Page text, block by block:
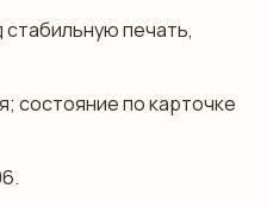
печать,
состояние по карточке